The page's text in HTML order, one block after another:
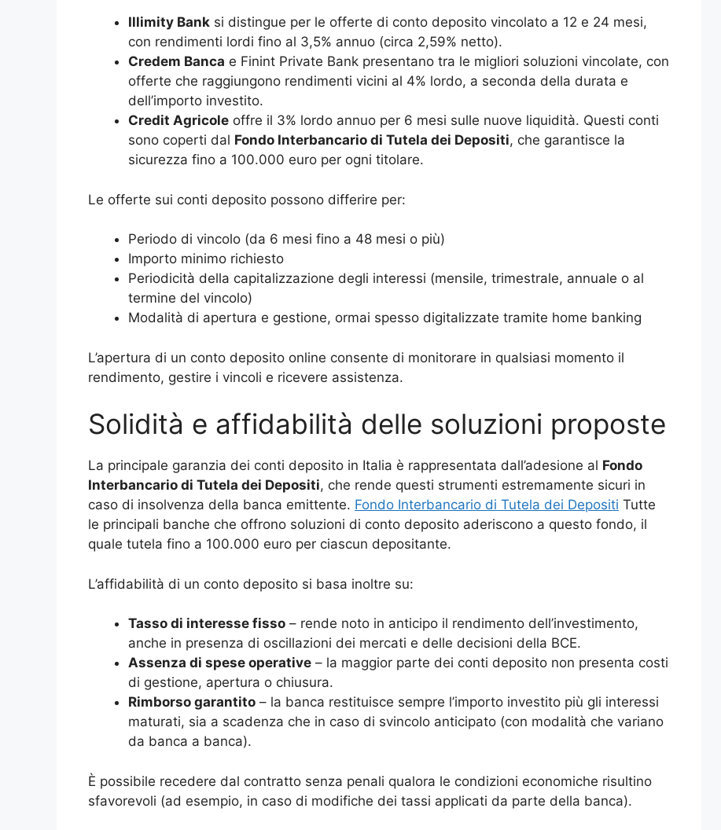
Illimity Bank si distingue per le offerte di conto deposito vincolato a 12 e 24 mesi,
con rendimenti lordi fino al 3,5% annuo (circa 2,59% netto).
Credem Banca e Finint Private Bank presentano tra le migliori soluzioni vincolate, con
offerte che raggiungono rendimenti vicini al 4% lordo, a seconda della durata e
dell’importo investito.
Credit Agricole offre il 3% lordo annuo per 6 mesi sulle nuove liquidità. Questi conti
sono coperti dal Fondo Interbancario di Tutela dei Depositi, che garantisce la
sicurezza fino a 100.000 euro per ogni titolare.
Le offerte sui conti deposito possono differire per:
Periodo di vincolo (da 6 mesi fino a 48 mesi o più)
Importo minimo richiesto
Periodicità della capitalizzazione degli interessi (mensile, trimestrale, annuale o al
termine del vincolo)
Modalità di apertura e gestione, ormai spesso digitalizzate tramite home banking
L’apertura di un conto deposito online consente di monitorare in qualsiasi momento il
rendimento, gestire i vincoli e ricevere assistenza.
Solidità e affidabilità delle soluzioni proposte
La principale garanzia dei conti deposito in Italia è rappresentata dall’adesione al Fondo
Interbancario di Tutela dei Depositi, che rende questi strumenti estremamente sicuri in
caso di insolvenza della banca emittente. Fondo Interbancario di Tutela dei Depositi Tutte
le principali banche che offrono soluzioni di conto deposito aderiscono a questo fondo, il
quale tutela fino a 100.000 euro per ciascun depositante.
L’affidabilità di un conto deposito si basa inoltre su:
Tasso di interesse fisso – rende noto in anticipo il rendimento dell’investimento,
anche in presenza di oscillazioni dei mercati e delle decisioni della BCE.
Assenza di spese operative – la maggior parte dei conti deposito non presenta costi
di gestione, apertura o chiusura.
Rimborso garantito – la banca restituisce sempre l’importo investito più gli interessi
maturati, sia a scadenza che in caso di svincolo anticipato (con modalità che variano
da banca a banca).
È possibile recedere dal contratto senza penali qualora le condizioni economiche risultino
sfavorevoli (ad esempio, in caso di modifiche dei tassi applicati da parte della banca).